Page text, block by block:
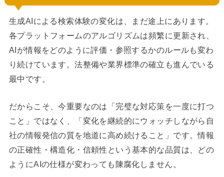
生成AIによる検索体験の変化は、まだ途上にあります。
各プラットフォームのアルゴリズムは頻繁に更新され、
AIが情報をどのように評価・参照するかのルールも変わ
り続けています。法整備や業界標準の確立も進んでいる
最中です。
だからこそ、今重要なのは「完璧な対応策を一度に打つ
こと」ではなく、「変化を継続的にウォッチしながら自
社の情報発信の質を地道に高め続けること」です。情報
の正確性・構造化・信頼性という基本的な品質は、どの
ようにAIの仕様が変わっても陳腐化しません。